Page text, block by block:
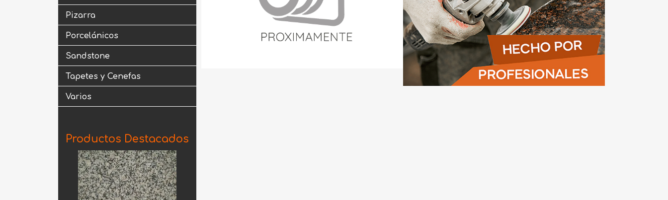
Pizarra
Porcelánicos
Sandstone
Tapetes y Cenefas
Varios
Productos Destacados